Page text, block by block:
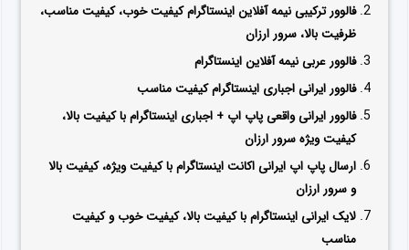
فالوور ترکیبی نیمه‌ آفلاین اینستاگرام کیفیت خوب، کیفیت مناسب،
ظرفیت بالا، سرور ارزان
فالوور عربی نیمه آفلاین اینستاگرام
فالوور ایرانی اجباری اینستاگرام کیفیت مناسب
فالوور ایرانی واقعی پاپ اپ + اجباری اینستاگرام با کیفیت بالا،
کیفیت ویژه سرور ارزان
ارسال پاپ اپ ایرانی اکانت اینستاگرام با کیفیت‌ ویژه، کیفیت بالا
و سرور ارزان
لایک ایرانی اینستاگرام با کیفیت بالا، کیفیت خوب و کیفیت
مناسب